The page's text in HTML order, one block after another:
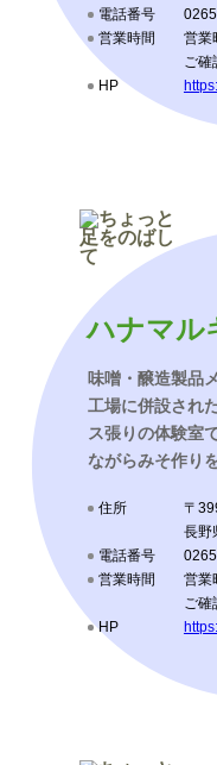
電話番号
営業時間
営業
ご確
HP
ハナマル
味噌・醸造製品
工場に併設され
ス張りの体験室
ながらみそ作り
住所
〒
長野
電話番号
営業時間
営業
ご確
HP